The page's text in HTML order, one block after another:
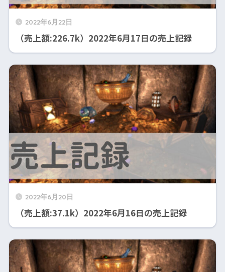
2022年6月22日
（売上額:226.7k）2022年6月17日の売上記録
2022年6月20日
（売上額:37.1k）2022年6月16日の売上記録